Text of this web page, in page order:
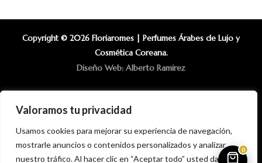
Valoramos tu privacidad
Usamos cookies para mejorar su experiencia de navegación,
mostrarle anuncios o contenidos personalizados y analizar
nuestro tráfico. Al hacer clic en “Aceptar todo” usted da su
Copyright © 2026 Floriaromes | Perfumes Árabes de Lujo y
Cosmética Coreana.
Diseño Web: Alberto Ramirez
0